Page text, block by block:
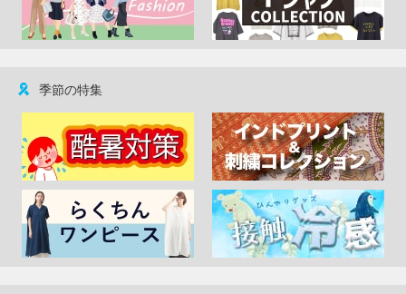
季節の特集